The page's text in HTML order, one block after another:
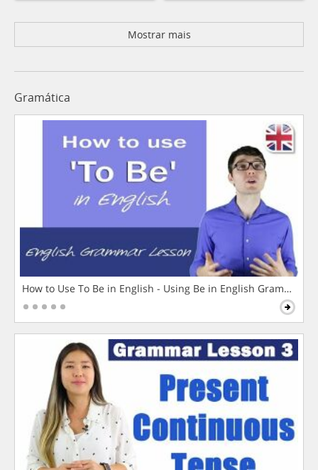
Mostrar mais
Gramática
How to Use To Be in English - Using Be in English Grammar